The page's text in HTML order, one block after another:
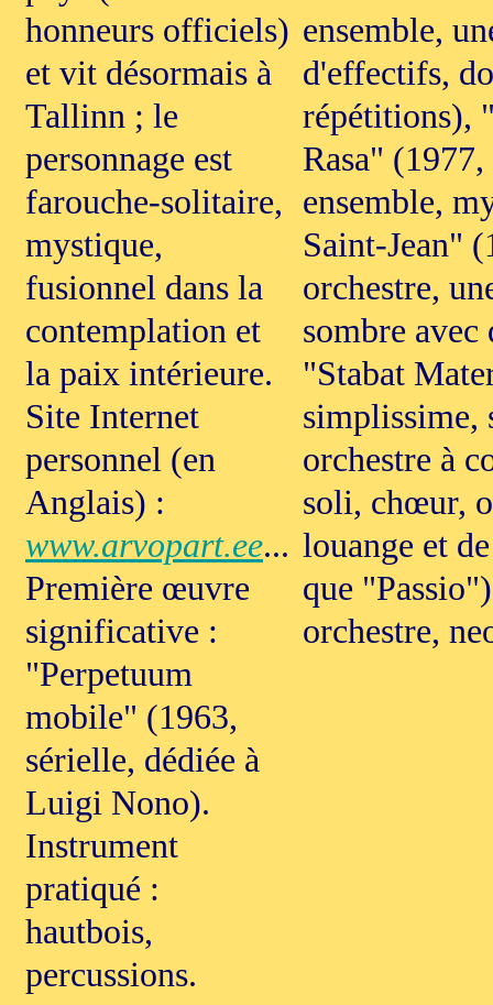
honneurs officiels)
et vit désormais à
Tallinn ; le
personnage est
farouche-solitaire,
mystique,
fusionnel dans la
contemplation et
la paix intérieure.
Site Internet
personnel (en
Anglais) :
www.arvopart.ee...
Première œuvre
significative :
"Perpetuum
mobile" (1963,
sérielle, dédiée à
Luigi Nono).
Instrument
pratiqué :
hautbois,
percussions.
ensemble,
d'effectifs,
répétitions),
Rasa"
ensemble,
Saint-Jean"
orchestre,
sombre avec
"Stabat
simplissime,
orchestre à
soli, chœur,
louange et
que
orchestre,